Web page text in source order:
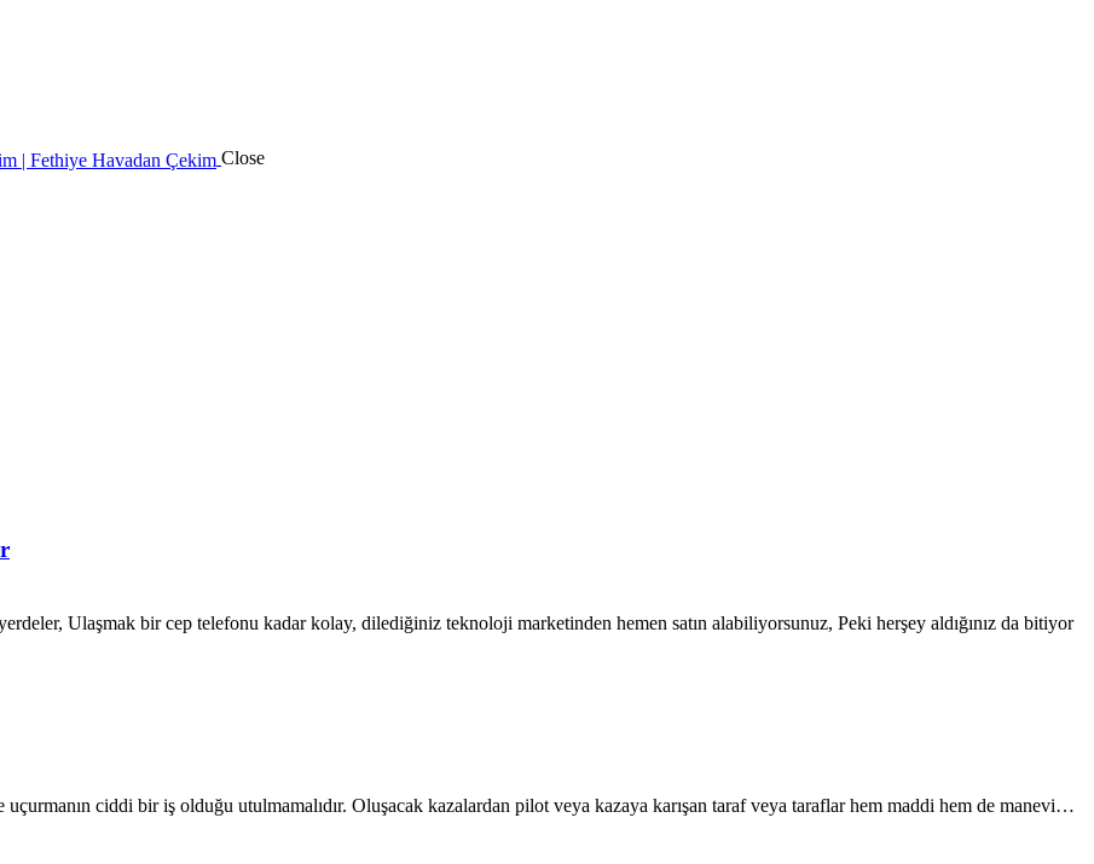
Close
Ulaşmak bir cep telefonu kadar kolay, dilediğiniz teknoloji marketinden hemen satın alabiliyorsunuz, Peki herşey aldığınız da bitiyor
uçurmanın ciddi bir iş olduğu utulmamalıdır. Oluşacak kazalardan pilot veya kazaya karışan taraf veya taraflar hem maddi hem de manevi…